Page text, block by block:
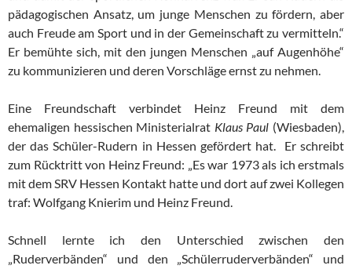
pädagogischen Ansatz, um junge Menschen zu fördern, aber
auch Freude am Sport und in der Gemeinschaft zu vermitteln.“
Er bemühte sich, mit den jungen Menschen „auf Augenhöhe“
zu kommunizieren und deren Vorschläge ernst zu nehmen.
Eine Freundschaft verbindet Heinz Freund mit dem
ehemaligen hessischen Ministerialrat Klaus Paul (Wiesbaden),
der das Schüler-Rudern in Hessen gefördert hat. Er schreibt
zum Rücktritt von Heinz Freund: „Es war 1973 als ich erstmals
mit dem SRV Hessen Kontakt hatte und dort auf zwei Kollegen
traf: Wolfgang Knierim und Heinz Freund.
Schnell lernte ich den Unterschied zwischen den
„Ruderverbänden“ und den „Schülerruderverbänden“ und